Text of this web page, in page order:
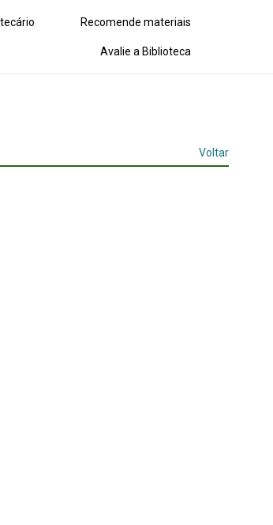
Recomende materiais
Avalie a Biblioteca
Voltar